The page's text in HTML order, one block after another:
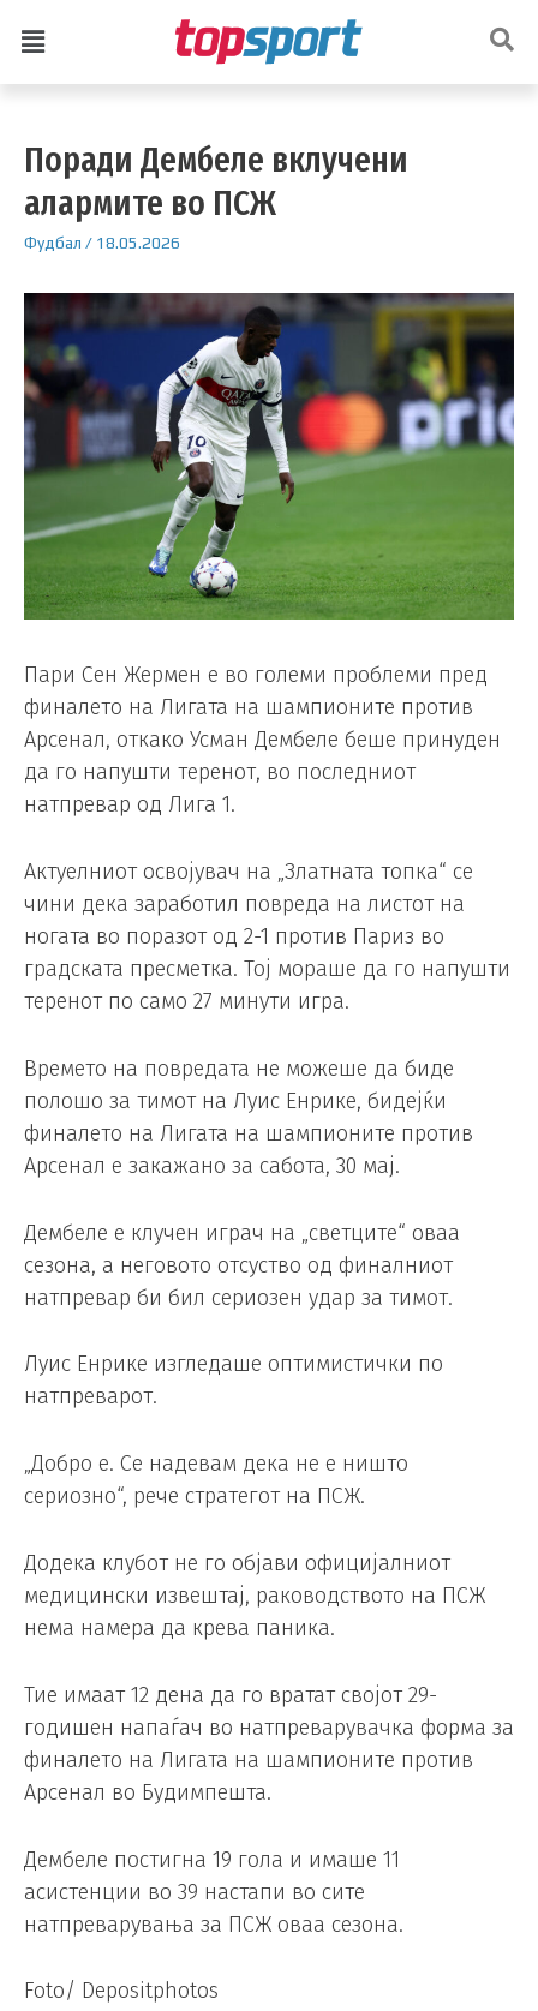
Поради Дембеле вклучени
алармите во ПСЖ
Фудбал / 18.05.2026
Пари Сен Жермен е во големи проблеми пред
финалето на Лигата на шампионите против
Арсенал, откако Усман Дембеле беше принуден
да го напушти теренот, во последниот
натпревар од Лига 1.
Актуелниот освојувач на „Златната топка“ се
чини дека заработил повреда на листот на
ногата во поразот од 2-1 против Париз во
градската пресметка. Тој мораше да го напушти
теренот по само 27 минути игра.
Времето на повредата не можеше да биде
полошо за тимот на Луис Енрике, бидејќи
финалето на Лигата на шампионите против
Арсенал е закажано за сабота, 30 мај.
Дембеле е клучен играч на „светците“ оваа
сезона, а неговото отсуство од финалниот
натпревар би бил сериозен удар за тимот.
Луис Енрике изгледаше оптимистички по
натпреварот.
„Добро е. Се надевам дека не е ништо
сериозно“, рече стратегот на ПСЖ.
Додека клубот не го објави официјалниот
медицински извештај, раководството на ПСЖ
нема намера да крева паника.
Тие имаат 12 дена да го вратат својот 29-
годишен напаѓач во натпреварувачка форма за
финалето на Лигата на шампионите против
Арсенал во Будимпешта.
Дембеле постигна 19 гола и имаше 11
асистенции во 39 настапи во сите
натпреварувања за ПСЖ оваа сезона.
Foto/ Depositphotos